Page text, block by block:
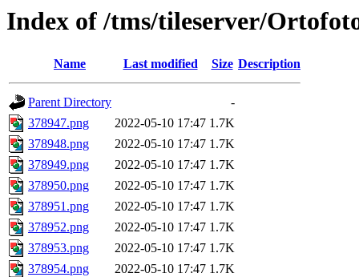
Index of /tms/tileserver/
Name Last modified Size Description
Parent Directory
-
378947.png
2022-05-10 17:47 1.7K
378948.png
2022-05-10 17:47 1.7K
378949.png
2022-05-10 17:47 1.7K
378950.png
2022-05-10 17:47 1.7K
378951.png
2022-05-10 17:47 1.7K
378952.png
2022-05-10 17:47 1.7K
378953.png
2022-05-10 17:47 1.7K
378954.png
2022-05-10 17:47 1.7K